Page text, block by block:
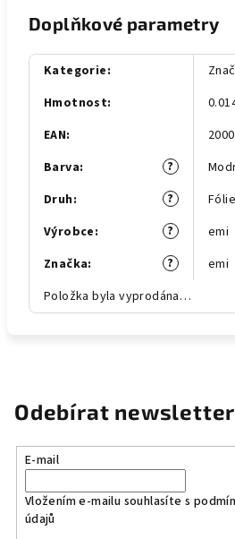
Doplňkové parametry
Kategorie:
Hmotnost:
EAN:
?
Barva:
?
Druh:
Fólie
?
Výrobce:
emi
?
Značka:
emi
Položka byla vyprodána…
Odebírat newsletter
E-mail
Vložením e-mailu souhlasíte s
údajů